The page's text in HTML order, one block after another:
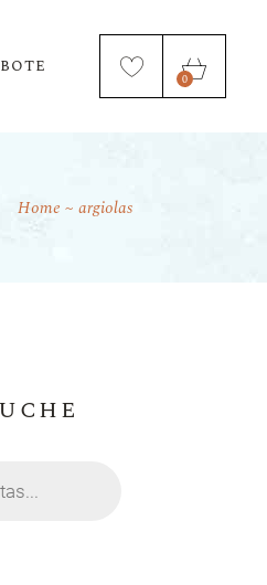
0
Home argiolas